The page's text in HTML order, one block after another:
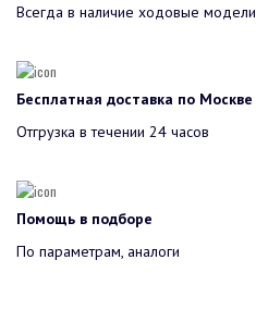
Всегда в наличие ходовые модели
Бесплатная доставка по Москве
Отгрузка в течении 24 часов
Помощь в подборе
По параметрам, аналоги